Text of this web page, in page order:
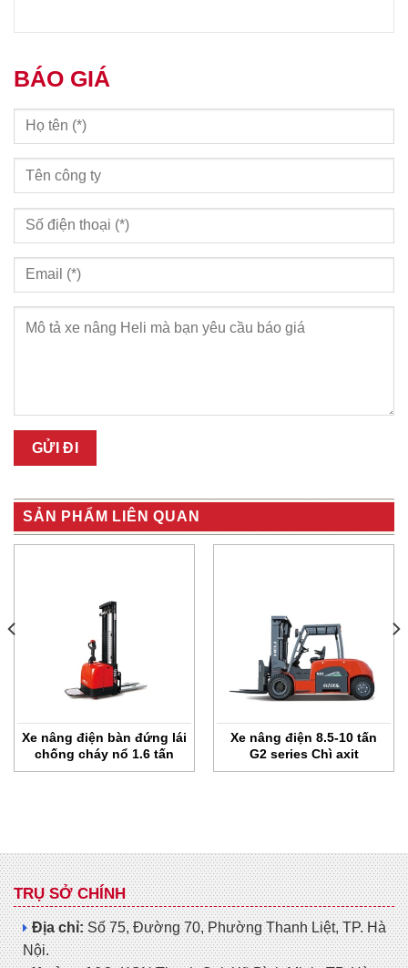
BÁO GIÁ
SẢN PHẨM LIÊN QUAN
Xe nâng điện bàn đứng lái
chống cháy nổ 1.6 tấn
Xe nâng điện 8.5-10 tấn
G2 series Chì axit
TRỤ SỞ CHÍNH
Địa chỉ:Số 75, Đường 70, Phường Thanh Liệt, TP. Hà
Nội.